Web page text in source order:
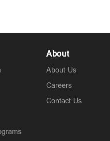
About
About Us
Careers
Contact Us